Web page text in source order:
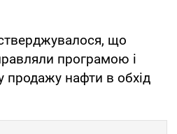
що
програмою і
нафти в обхід